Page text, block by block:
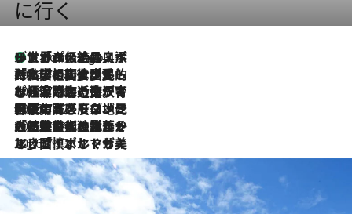
に行く
4 Hours Ago
リスボンの絶品スイーツ「パステル・デ・ナタ」とは？ポルトガル伝統の奥深い世界へ
2026.7.27
「私の祖国はポルトガル語です」国民的詩人フェルナンド・ペソアと、彼が愛した文学の街を歩く
2026.7.26
ポルトガル近海が育む極上の海の幸。キリリと冷えた白ワインと愉しむ、シーフード専門店の贅沢
2026.7.22
伝統の味をモダンに昇華。高感度な地元客が集う、リスボンの最旬ガストロノミー
2026.7.21
大航海時代の栄華から、震災、独裁、そして革命へ。ポルトガル・首都リスボンの石畳に刻まれた「歴史の光と影」
2026.7.13
エッセイ・ヤマザキマリ「慎ましくも美しき国 ポルトガル」